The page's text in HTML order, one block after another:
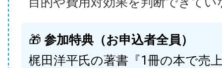
🎁 参加特典（お申込者全員）
梶田洋平氏の著書『1冊の本で売